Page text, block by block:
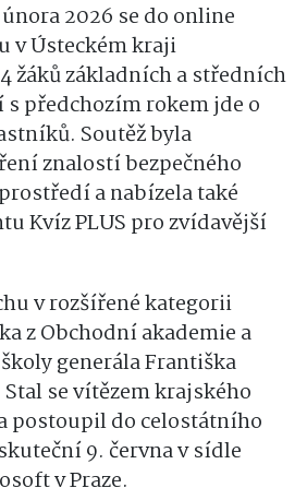
2026 se do online
v Ústeckém kraji
žáků základních a středních
předchozím rokem jde o
Soutěž byla
znalostí bezpečného
a nabízela také
Kvíz PLUS pro zvídavější
v rozšířené kategorii
z Obchodní akademie a
generála Františka
se vítězem krajského
postoupil do celostátního
9. června v sídle
v Praze.